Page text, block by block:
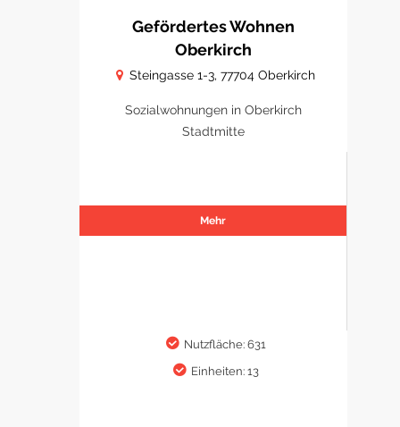
Gefördertes Wohnen
Oberkirch
Steingasse 1-3, 77704 Oberkirch
Sozialwohnungen in Oberkirch
Stadtmitte
Mehr
Nutzfläche: 631
Einheiten: 13